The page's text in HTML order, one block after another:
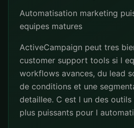
Automatisation marketing
equipes matures
ActiveCampaign peut tres
customer support tools si l
workflows avances, du lead
de conditions et une
detaillee. C est l un des
plus puissants pour l